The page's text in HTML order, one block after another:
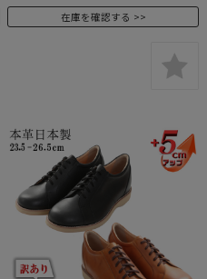
在庫を確認する